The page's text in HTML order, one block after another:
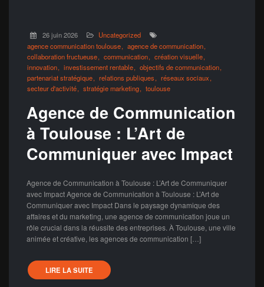
26 juin 2026
Uncategorized
agence communication toulouse
agence de communication
collaboration fructueuse
communication
création visuelle
innovation
investissement rentable
objectifs de communication
partenariat stratégique
relations publiques
réseaux sociaux
secteur d'activité
stratégie marketing toulouse
Agence de Communication
à Toulouse : L’Art de
Communiquer avec Impact
Agence de Communication à Toulouse : L’Art de Communiquer
avec Impact Agence de Communication à Toulouse : L’Art de
Communiquer avec Impact Dans le paysage dynamique des
affaires et du marketing, une agence de communication joue un
rôle crucial dans la réussite des entreprises. À Toulouse, une ville
animée et créative, les agences de communication […]
LIRE LA SUITE